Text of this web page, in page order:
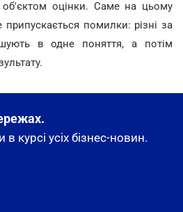
оцінки. Саме на цьому
припускається помилки: різні за
в одне поняття, а потім
курсі усіх бізнес-новин.